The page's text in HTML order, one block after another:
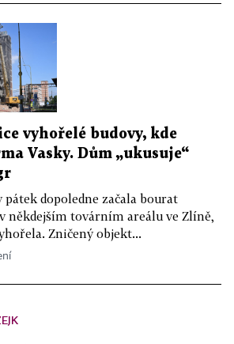
vyhořelé budovy, kde
Vasky. Dům „ukusuje“
dopoledne začala bourat
někdejším továrním areálu ve Zlíně,
Zničený objekt...